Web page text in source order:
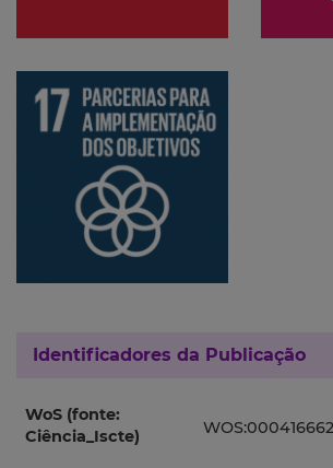
Identificadores da Publicação
WoS (fonte:
Ciência_Iscte)